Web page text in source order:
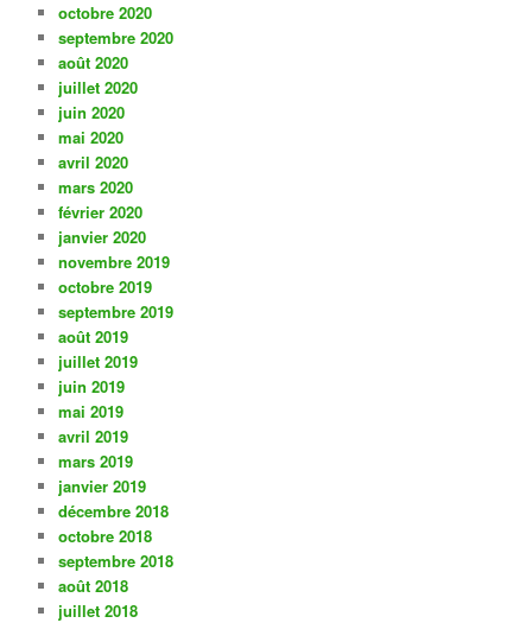
octobre 2020
septembre 2020
août 2020
juillet 2020
juin 2020
mai 2020
avril 2020
mars 2020
février 2020
janvier 2020
novembre 2019
octobre 2019
septembre 2019
août 2019
juillet 2019
juin 2019
mai 2019
avril 2019
mars 2019
janvier 2019
décembre 2018
octobre 2018
septembre 2018
août 2018
juillet 2018